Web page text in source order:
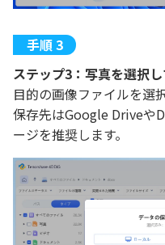
ステップ3：写真を選択
目的の画像ファイルを選
保存先はGoogle Driveや
ージを推奨します。